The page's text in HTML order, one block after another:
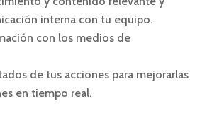
interna con tu equipo.
con los medios de
de tus acciones para mejorarlas
en tiempo real.